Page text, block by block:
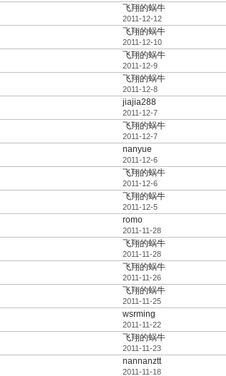
飞翔的蜗牛
2011-12-12
飞翔的蜗牛
2011-12-10
飞翔的蜗牛
2011-12-9
飞翔的蜗牛
2011-12-8
jiajia288
2011-12-7
飞翔的蜗牛
2011-12-7
nanyue
2011-12-6
飞翔的蜗牛
2011-12-6
飞翔的蜗牛
2011-12-5
romo
2011-11-28
飞翔的蜗牛
2011-11-28
飞翔的蜗牛
2011-11-26
飞翔的蜗牛
2011-11-25
wsrming
2011-11-22
飞翔的蜗牛
2011-11-23
nannanztt
2011-11-18